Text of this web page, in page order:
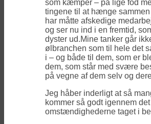
som kæmper – på lige fod
tingene til at hænge
har måtte afskedige
og ser nu ind i en fremtid,
dyster ud.Mine tanker går
ølbranchen som til hele det
i – og både til dem, som er
dem, som står med svære
på vegne af dem selv og
Jeg håber inderligt at så
kommer så godt igennem
omstændighederne taget i